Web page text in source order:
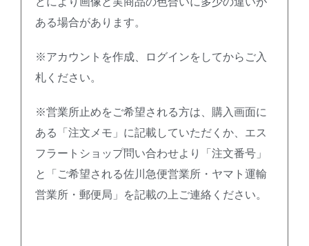
ある場合があります。
※アカウントを作成、ログインをしてからご入
札ください。
※営業所止めをご希望される方は、購入画面に
ある「注文メモ」に記載していただくか、エス
フラートショップ問い合わせより「注文番号」
と「ご希望される佐川急便営業所・ヤマト運輸
営業所・郵便局」を記載の上ご連絡ください。